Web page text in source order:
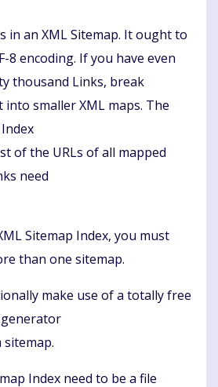
in an XML Sitemap. It ought to
8 encoding. If you have even
thousand Links, break
smaller XML maps. The
of the URLs of all mapped
need
Sitemap Index, you must
than one sitemap.
make use of a totally free
Index need to be a file